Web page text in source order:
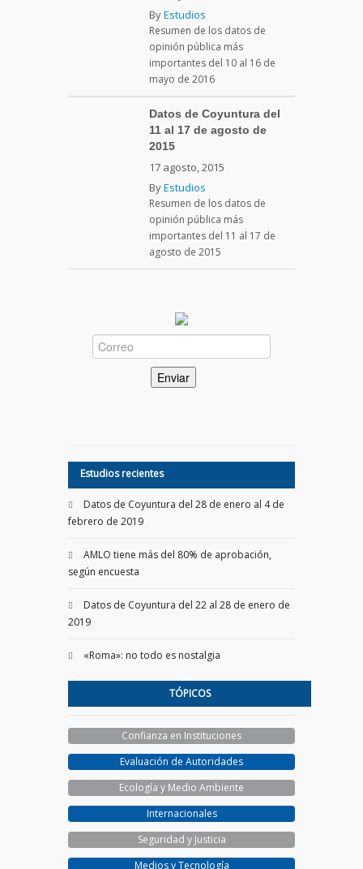
ByEstudios
Resumen de los datos de
opinión pública más
importantes del 10 al 16 de
mayo de 2016
Datos de Coyuntura del
11 al 17 de agosto de
2015
17 agosto, 2015
ByEstudios
Resumen de los datos de
opinión pública más
importantes del 11 al 17 de
agosto de 2015
Estudios recientes
Datos de Coyuntura del 28 de enero al 4 de
febrero de 2019
AMLO tiene más del 80% de aprobación,
según encuesta
Datos de Coyuntura del 22 al 28 de enero de
2019
«Roma»: no todo es nostalgia
TÓPICOS
Confianza en Instituciones
Evaluación de Autoridades
Ecología y Medio Ambiente
Internacionales
Seguridad y Justicia
Medios y Tecnología